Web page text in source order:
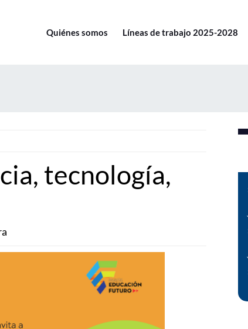
Quiénes somos Líneas de trabajo 2025-2028
tecnología,